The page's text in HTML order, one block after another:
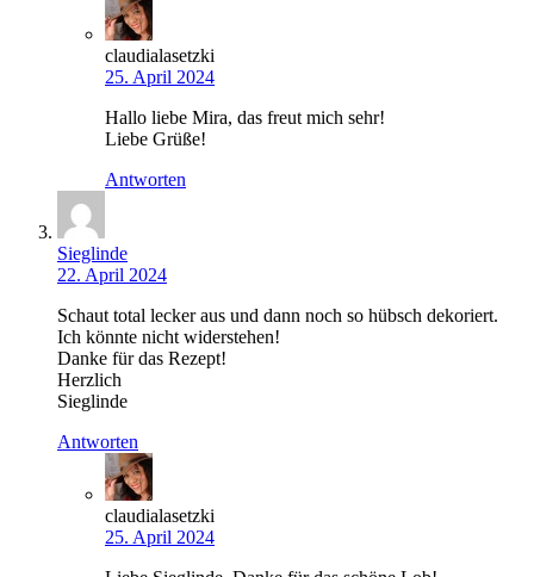
claudialasetzki
25. April 2024
Hallo liebe Mira, das freut mich sehr!
Liebe Grüße!
Antworten
Sieglinde
22. April 2024
Schaut total lecker aus und dann noch so hübsch dekoriert.
Ich könnte nicht widerstehen!
Danke für das Rezept!
Herzlich
Sieglinde
Antworten
claudialasetzki
25. April 2024